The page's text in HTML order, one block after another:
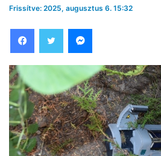
Frissítve: 2025, augusztus 6. 15:32